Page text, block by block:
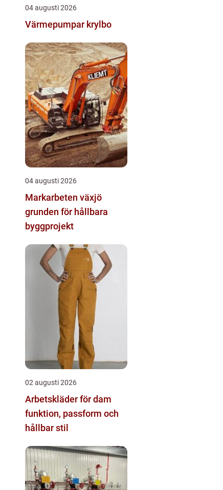
04 augusti 2026
Värmepumpar krylbo
04 augusti 2026
Markarbeten växjö
grunden för hållbara
byggprojekt
02 augusti 2026
Arbetskläder för dam
funktion, passform och
hållbar stil